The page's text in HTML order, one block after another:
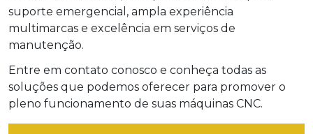
suporte emergencial, ampla experiência
multimarcas e excelência em serviços de
manutenção.
Entre em contato conosco e conheça todas as
soluções que podemos oferecer para promover o
pleno funcionamento de suas máquinas CNC.